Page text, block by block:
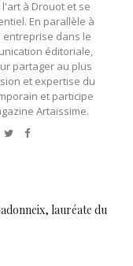
à Drouot et se
En parallèle à
dans le
éditoriale,
partager au plus
et expertise du
et participe
Artaïssime.
Website
TwitterFacebook
lauréate du